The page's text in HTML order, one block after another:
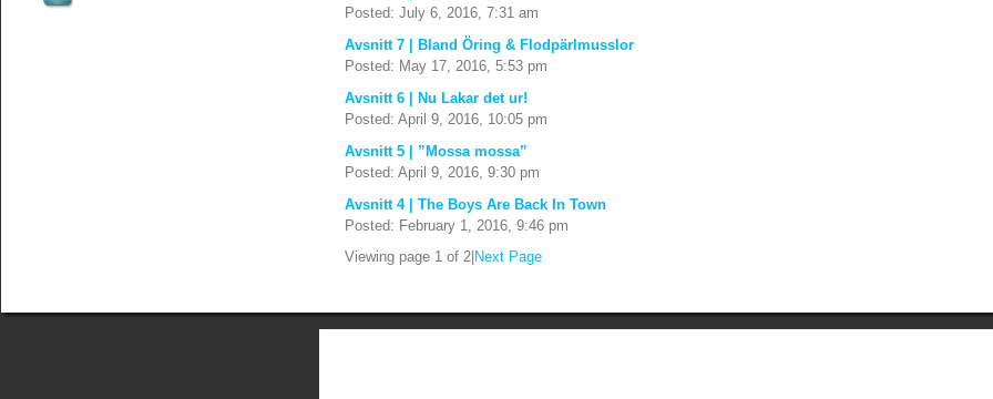
Posted: July 6, 2016, 7:31 am
Avsnitt 7 | Bland Öring & Flodpärlmusslor
Posted: May 17, 2016, 5:53 pm
Avsnitt 6 | Nu Lakar det ur!
Posted: April 9, 2016, 10:05 pm
Avsnitt 5 | ”Mossa mossa”
Posted: April 9, 2016, 9:30 pm
Avsnitt 4 | The Boys Are Back In Town
Posted: February 1, 2016, 9:46 pm
Viewing page 1 of 2 Next Page